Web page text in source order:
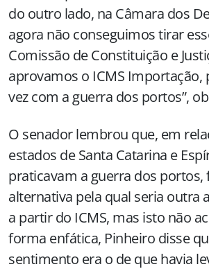
do outro lado, na Câmara dos
agora não conseguimos tirar
Comissão de Constituição e
aprovamos o ICMS Importação,
vez com a guerra dos portos”,
O senador lembrou que, em
estados de Santa Catarina e
praticavam a guerra dos portos,
alternativa pela qual seria outra
a partir do ICMS, mas isto não
forma enfática, Pinheiro disse
sentimento era o de que havia